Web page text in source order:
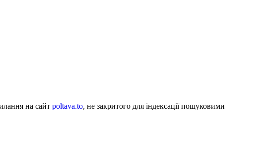
на сайт poltava.to, не закритого для індексації пошуковими